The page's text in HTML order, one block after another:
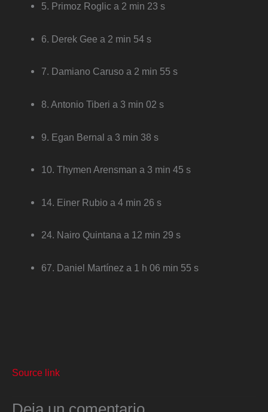
5. Primoz Roglic a 2 min 23 s
6. Derek Gee a 2 min 54 s
7. Damiano Caruso a 2 min 55 s
8. Antonio Tiberi a 3 min 02 s
9. Egan Bernal a 3 min 38 s
10. Thymen Arensman a 3 min 45 s
14. Einer Rubio a 4 min 26 s
24. Nairo Quintana a 12 min 29 s
67. Daniel Martínez a 1 h 06 min 55 s
Source link